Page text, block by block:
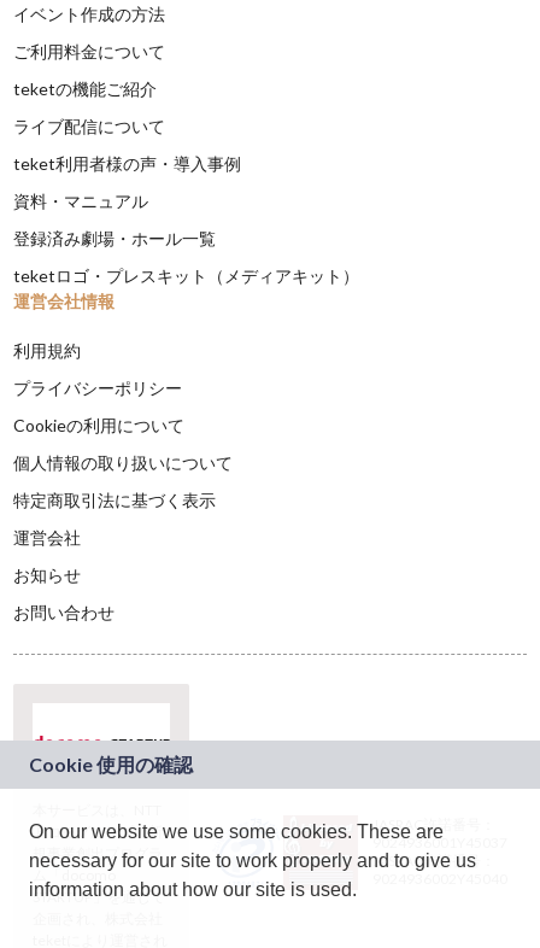
イベント作成の方法
ご利用料金について
teketの機能ご紹介
ライブ配信について
teket利用者様の声・導入事例
資料・マニュアル
登録済み劇場・ホール一覧
teketロゴ・プレスキット（メディアキット）
運営会社情報
利用規約
プライバシーポリシー
Cookieの利用について
個人情報の取り扱いについて
特定商取引法に基づく表示
運営会社
お知らせ
お問い合わせ
ドコモグループの新
規事業創出プログラ
ム「docomo
STARTUP」を通じて
JASRAC許諾番号：
9024936001Y45037
JASRAC許諾番号：
On our website we use some cookies. These are
necessary for our site to work properly and to give us
information about how our site is used.